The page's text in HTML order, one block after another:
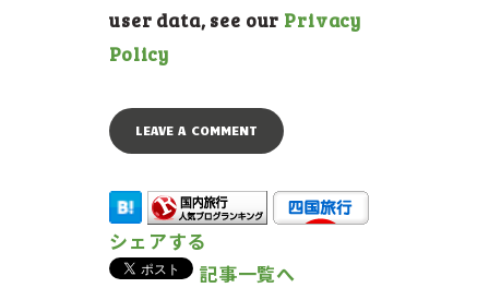
user data, see our Privacy
Policy
シェアする
記事一覧へ